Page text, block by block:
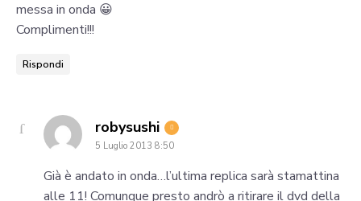
messa in onda 😀
Complimenti!!!
Rispondi
robysushi says:
5 Luglio 2013 8:50
Già è andato in onda…l’ultima replica sarà stamattina
alle 11! Comunque presto andrò a ritirare il dvd della